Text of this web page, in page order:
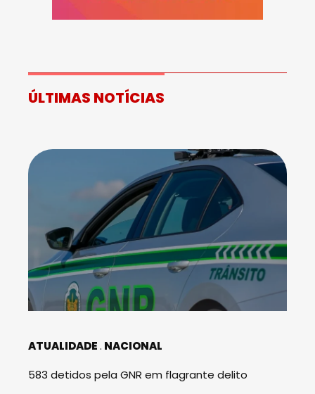
ÚLTIMAS NOTÍCIAS
ATUALIDADE NACIONAL
583 detidos pela GNR em flagrante delito